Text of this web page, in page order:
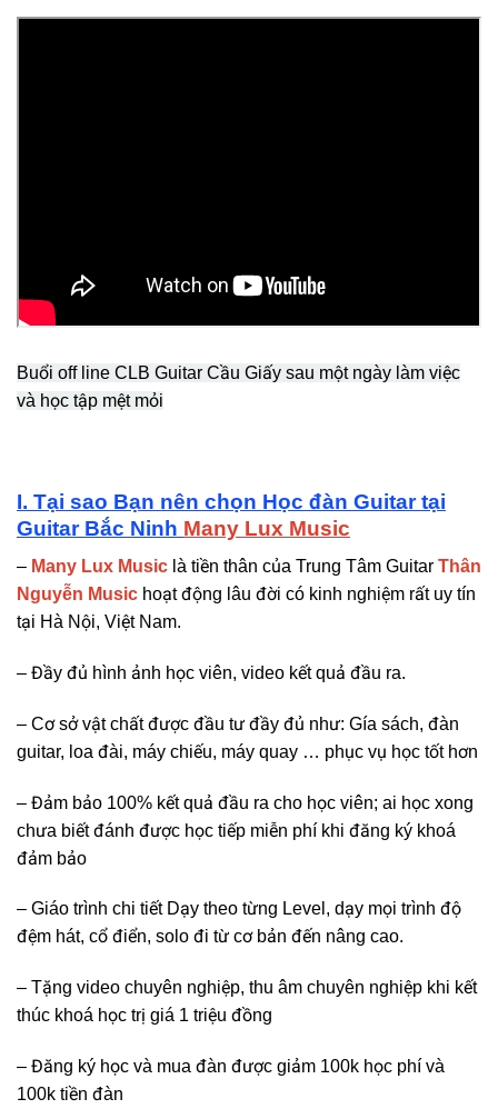
Buổi off line CLB Guitar Cầu Giấy sau một ngày làm việc
và học tập mệt mỏi
I. Tại sao Bạn nên chọn Học đàn Guitar tại
Guitar Bắc Ninh Many Lux Music
– Many Lux Music là tiền thân của Trung Tâm Guitar Thân
Nguyễn Music hoạt động lâu đời có kinh nghiệm rất uy tín
tại Hà Nội, Việt Nam.
– Đầy đủ hình ảnh học viên, video kết quả đầu ra.
– Cơ sở vật chất được đầu tư đầy đủ như: Gía sách, đàn
guitar, loa đài, máy chiếu, máy quay … phục vụ học tốt hơn
– Đảm bảo 100% kết quả đầu ra cho học viên; ai học xong
chưa biết đánh được học tiếp miễn phí khi đăng ký khoá
đảm bảo
– Giáo trình chi tiết Dạy theo từng Level, dạy mọi trình độ
đệm hát, cổ điển, solo đi từ cơ bản đến nâng cao.
– Tặng video chuyên nghiệp, thu âm chuyên nghiệp khi kết
thúc khoá học trị giá 1 triệu đồng
– Đăng ký học và mua đàn được giảm 100k học phí và
100k tiền đàn